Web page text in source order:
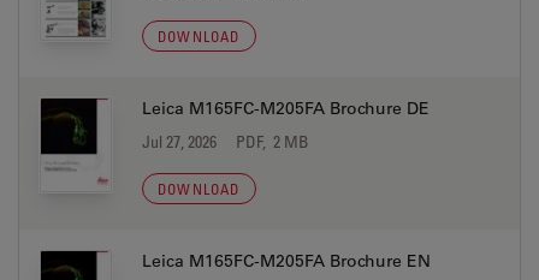
DOWNLOAD
Leica M165FC-M205FA Brochure DE
Jul 27, 2026 PDF, 2 MB
DOWNLOAD
Leica M165FC-M205FA Brochure EN